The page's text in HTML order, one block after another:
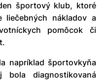
športový klub, ktoré
liečebných nákladov a
pomôcok či
napríklad športovkyňa
diagnostikovaná